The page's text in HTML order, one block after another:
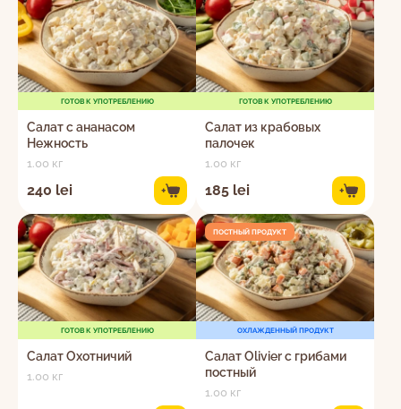
ГОТОВ К УПОТРЕБЛЕНИЮ
Cалат с ананасом
Нежность
1.00 кг
240 lei +
ГОТОВ К УПОТРЕБЛЕНИЮ
Салат из крабовых
палочек
1.00 кг
185 lei +
ГОТОВ К УПОТРЕБЛЕНИЮ
Салат Охотничий
1.00 кг
ПОСТНЫЙ ПРОДУКТ
ОХЛАЖДЕННЫЙ ПРОДУКТ
Салат Olivier с грибами
постный
1.00 кг